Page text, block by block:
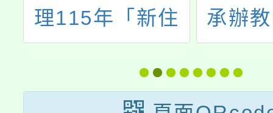
理115年「新住
民數位應用培力
計畫」免費資訊
課程一案
承辦
學年
科學
育計畫